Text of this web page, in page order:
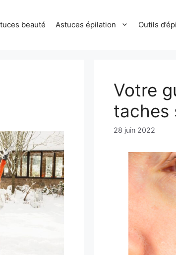
beauté Astuces épilation Outils
Votre
taches
28 juin 2022